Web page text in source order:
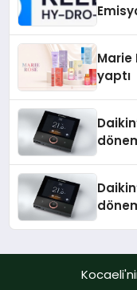
Marie
yaptı